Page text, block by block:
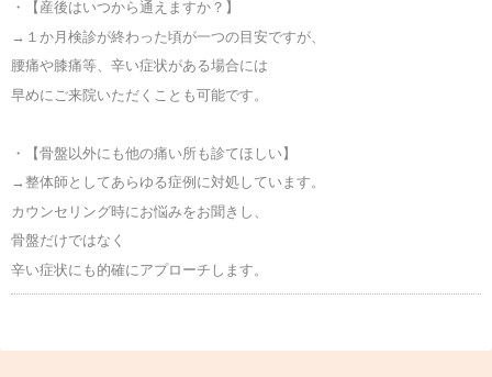
・【産後はいつから通えますか？】
→１か月検診が終わった頃が一つの目安ですが、
腰痛や膝痛等、辛い症状がある場合には
早めにご来院いただくことも可能です。
・【骨盤以外にも他の痛い所も診てほしい】
→整体師としてあらゆる症例に対処しています。
カウンセリング時にお悩みをお聞きし、
骨盤だけではなく
辛い症状にも的確にアプローチします。